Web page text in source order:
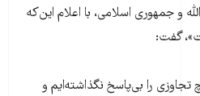
و جمهوری اسلامی، با اعلام این‌که
گفت:
هیچ تجاوزی را بی‌پاسخ نگذاشته‌ایم و